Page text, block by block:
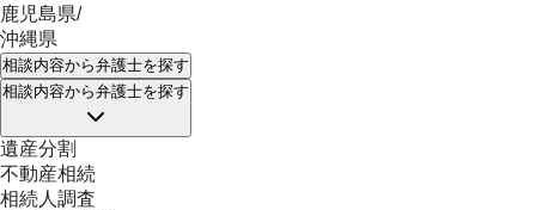
鹿児島県/
沖縄県
相談内容から弁護士を探す
相談内容から弁護士を探す
遺産分割
不動産相続
相続人調査